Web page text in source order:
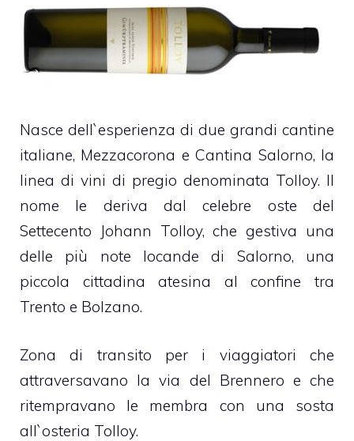
Nasce dell`esperienza di due grandi cantine
italiane, Mezzacorona e Cantina Salorno, la
linea di vini di pregio denominata Tolloy. Il
nome le deriva dal celebre oste del
Settecento Johann Tolloy, che gestiva una
delle più note locande di Salorno, una
piccola cittadina atesina al confine tra
Trento e Bolzano.
Zona di transito per i viaggiatori che
attraversavano la via del Brennero e che
ritempravano le membra con una sosta
all`osteria Tolloy.